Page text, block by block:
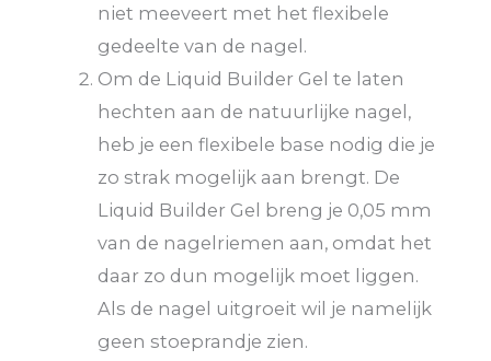
niet meeveert met het flexibele
gedeelte van de nagel.
Om de Liquid Builder Gel te laten
hechten aan de natuurlijke nagel,
heb je een flexibele base nodig die je
zo strak mogelijk aan brengt. De
Liquid Builder Gel breng je 0,05 mm
van de nagelriemen aan, omdat het
daar zo dun mogelijk moet liggen.
Als de nagel uitgroeit wil je namelijk
geen stoeprandje zien.